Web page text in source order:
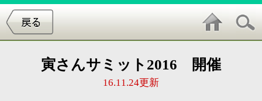
16.11.24更新
寅さんの生まれ故郷、葛飾柴又で『寅さんサミット』